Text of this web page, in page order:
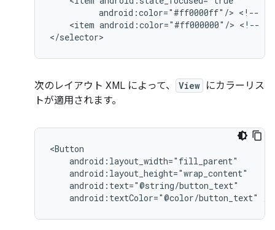
android:color="#ff0000ff"/> <!--
<item android:color="#ff000000"/> <!--
</selector>
次のレイアウト XML によって、 View にカラーリス
トが適用されます。
android:textColor="@color/button_text"